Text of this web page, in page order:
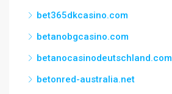
bet365dkcasino.com
betanobgcasino.com
betanocasinodeutschland.com
betonred-australia.net